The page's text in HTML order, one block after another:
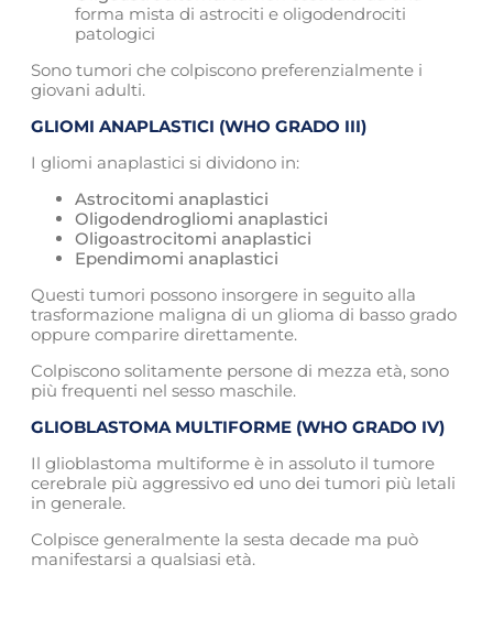
forma mista di astrociti e oligodendrociti
patologici
Sono tumori che colpiscono preferenzialmente i
giovani adulti.
GLIOMI ANAPLASTICI (WHO GRADO III)
I gliomi anaplastici si dividono in:
Astrocitomi anaplastici
Oligodendrogliomi anaplastici
Oligoastrocitomi anaplastici
Ependimomi anaplastici
Questi tumori possono insorgere in seguito alla
trasformazione maligna di un glioma di basso grado
oppure comparire direttamente.
Colpiscono solitamente persone di mezza età, sono
più frequenti nel sesso maschile.
GLIOBLASTOMA MULTIFORME (WHO GRADO IV)
Il glioblastoma multiforme è in assoluto il tumore
cerebrale più aggressivo ed uno dei tumori più letali
in generale.
Colpisce generalmente la sesta decade ma può
manifestarsi a qualsiasi età.